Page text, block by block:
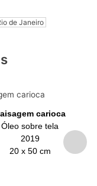
de Janeiro
carioca
Óleo sobre tela
2019
20 x 50 cm